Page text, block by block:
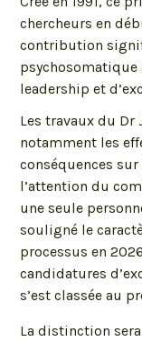
chercheurs en
contribution
leadership et
Les travaux du Dr
notamment les
conséquences
l’attention du
une seule
souligné le
processus en
candidatures
s’est classée au
La distinction